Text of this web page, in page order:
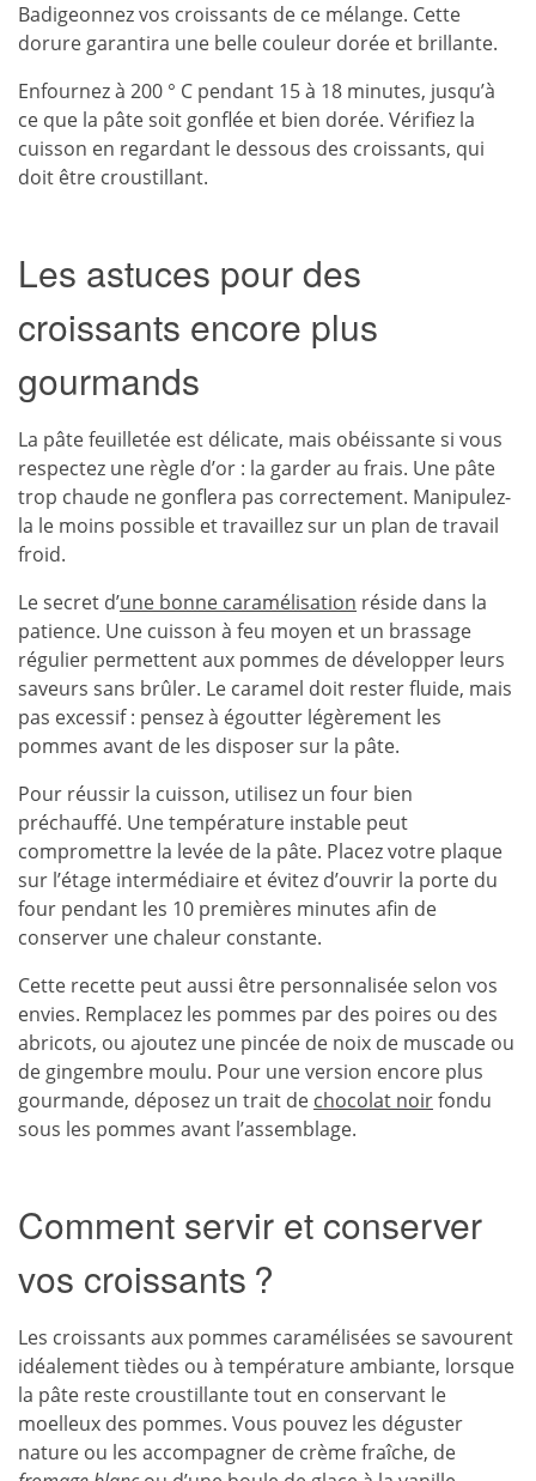
Badigeonnez vos croissants de ce mélange. Cette
dorure garantira une belle couleur dorée et brillante.
Enfournez à 200 ° C pendant 15 à 18 minutes, jusqu’à
ce que la pâte soit gonflée et bien dorée. Vérifiez la
cuisson en regardant le dessous des croissants, qui
doit être croustillant.
Les astuces pour des
croissants encore plus
gourmands
La pâte feuilletée est délicate, mais obéissante si vous
respectez une règle d’or : la garder au frais. Une pâte
trop chaude ne gonflera pas correctement. Manipulez-
la le moins possible et travaillez sur un plan de travail
froid.
Le secret d’une bonne caramélisation réside dans la
patience. Une cuisson à feu moyen et un brassage
régulier permettent aux pommes de développer leurs
saveurs sans brûler. Le caramel doit rester fluide, mais
pas excessif : pensez à égoutter légèrement les
pommes avant de les disposer sur la pâte.
Pour réussir la cuisson, utilisez un four bien
préchauffé. Une température instable peut
compromettre la levée de la pâte. Placez votre plaque
sur l’étage intermédiaire et évitez d’ouvrir la porte du
four pendant les 10 premières minutes afin de
conserver une chaleur constante.
Cette recette peut aussi être personnalisée selon vos
envies. Remplacez les pommes par des poires ou des
abricots, ou ajoutez une pincée de noix de muscade ou
de gingembre moulu. Pour une version encore plus
gourmande, déposez un trait de chocolat noirfondu
sous les pommes avant l’assemblage.
Comment servir et conserver
vos croissants ?
Les croissants aux pommes caramélisées se savourent
idéalement tièdes ou à température ambiante, lorsque
la pâte reste croustillante tout en conservant le
moelleux des pommes. Vous pouvez les déguster
nature ou les accompagner de crème fraîche, de